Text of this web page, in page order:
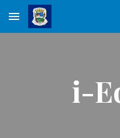
Skip to main content
i-